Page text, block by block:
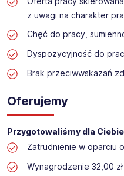
z uwagi na charakter
Chęć do pracy,
Dyspozycyjność do
Brak przeciwwskazań
Oferujemy
Przygotowaliśmy dla
Zatrudnienie w oparciu
Wynagrodzenie 32,00